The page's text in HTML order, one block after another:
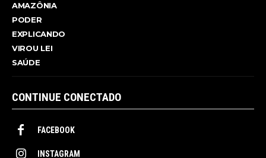
AMAZÔNIA
PODER
EXPLICANDO
VIROU LEI
SAÚDE
CONTINUE CONECTADO
FACEBOOK
INSTAGRAM